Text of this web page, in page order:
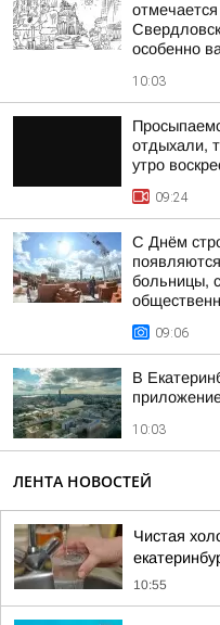
особенно
10:03
отдыхали,
утро
09:24
С Днём
больницы,
09:06
В
10:03
ЛЕНТА НОВОСТЕЙ
Чистая
10:55